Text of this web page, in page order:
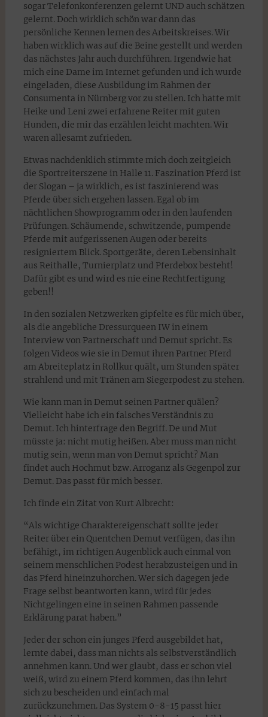
sogar Telefonkonferenzen gelernt UND auch schätzen
gelernt. Doch wirklich schön war dann das
persönliche Kennen lernen des Arbeitskreises. Wir
haben wirklich was auf die Beine gestellt und werden
das nächstes Jahr auch durchführen. Irgendwie hat
mich eine Dame im Internet gefunden und ich wurde
eingeladen, diese Ausbildung im Rahmen der
Consumenta in Nürnberg vor zu stellen. Ich hatte mit
Heike und Leni zwei erfahrene Reiter mit guten
Hunden, die mir das erzählen leicht machten. Wir
waren allesamt zufrieden.
Etwas nachdenklich stimmte mich doch zeitgleich
die Sportreiterszene in Halle 11. Faszination Pferd ist
der Slogan – ja wirklich, es ist faszinierend was
Pferde über sich ergehen lassen. Egal ob im
nächtlichen Showprogramm oder in den laufenden
Prüfungen. Schäumende, schwitzende, pumpende
Pferde mit aufgerissenen Augen oder bereits
resigniertem Blick. Sportgeräte, deren Lebensinhalt
aus Reithalle, Turnierplatz und Pferdebox besteht!
Dafür gibt es und wird es nie eine Rechtfertigung
geben!!
In den sozialen Netzwerken gipfelte es für mich über,
als die angebliche Dressurqueen IW in einem
Interview von Partnerschaft und Demut spricht. Es
folgen Videos wie sie in Demut ihren Partner Pferd
am Abreiteplatz in Rollkur quält, um Stunden später
strahlend und mit Tränen am Siegerpodest zu stehen.
Wie kann man in Demut seinen Partner quälen?
Vielleicht habe ich ein falsches Verständnis zu
Demut. Ich hinterfrage den Begriff. De und Mut
müsste ja: nicht mutig heißen. Aber muss man nicht
mutig sein, wenn man von Demut spricht? Man
findet auch Hochmut bzw. Arroganz als Gegenpol zur
Demut. Das passt für mich besser.
Ich finde ein Zitat von Kurt Albrecht:
“Als wichtige Charaktereigenschaft sollte jeder
Reiter über ein Quentchen Demut verfügen, das ihn
befähigt, im richtigen Augenblick auch einmal von
seinem menschlichen Podest herabzusteigen und in
das Pferd hineinzuhorchen. Wer sich dagegen jede
Frage selbst beantworten kann, wird für jedes
Nichtgelingen eine in seinen Rahmen passende
Erklärung parat haben.”
Jeder der schon ein junges Pferd ausgebildet hat,
lernte dabei, dass man nichts als selbstverständlich
annehmen kann. Und wer glaubt, dass er schon viel
weiß, wird zu einem Pferd kommen, das ihn lehrt
sich zu bescheiden und einfach mal
zurückzunehmen. Das System 0-8-15 passt hier